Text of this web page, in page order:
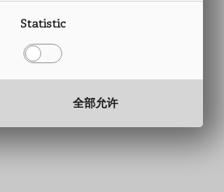
高度： 15 至 330 mm
厚度： 0.5 至 2.0 mm
Statistic
全部允许